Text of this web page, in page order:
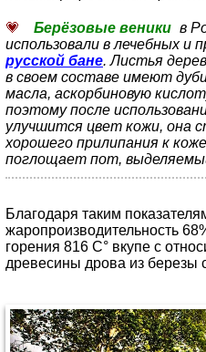
Берёзовые веники в
использовали в лечебных и
русской бане. Листья
в своем составе имеют
масла, аскорбиновую
поэтому после
улучшится цвет кожи, она
хорошего прилипания к
поглощает пот,
Благодаря таким
жаропроизводительность
горения 816 С° вкупе с
древесины дрова из